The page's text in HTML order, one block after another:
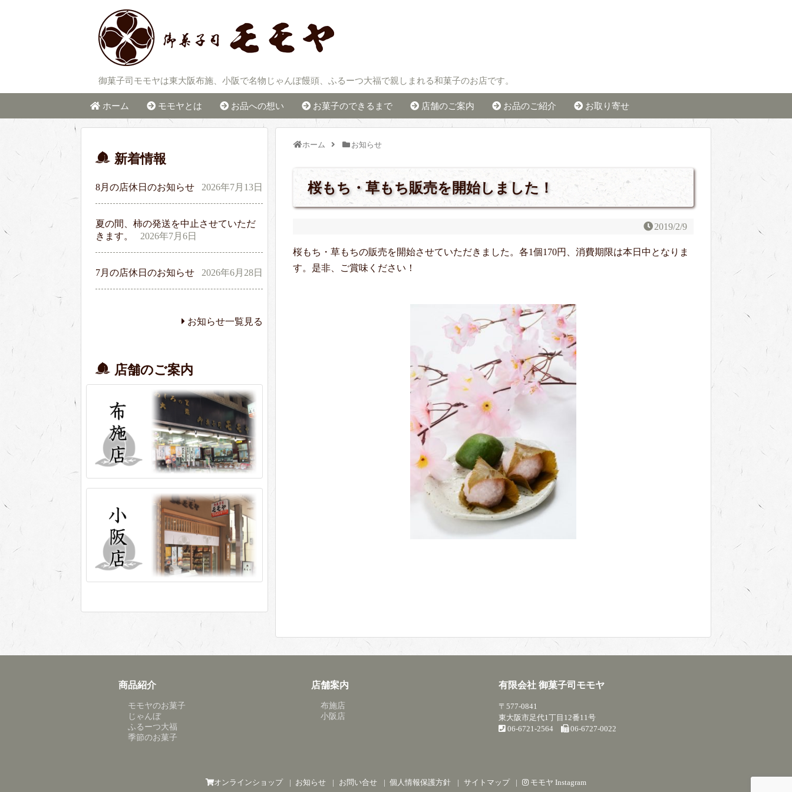
御菓子司モモヤは東大阪布施、小阪で名物じゃんぽ饅頭、ふるーつ大福で親しまれる和菓子のお店です。
ホーム モモヤとは お品への想い お菓子のできるまで 店舗のご案内 お品のご紹介 お取り寄せ
ホーム お知らせ
桜もち・草もち販売を開始しました！
2019/2/9
桜もち・草もちの販売を開始させていただきました。各1個170円、消費期限は本日中となりま
す。是非、ご賞味ください！
新着情報
8月の店休日のお知らせ 2026年7月13日
夏の間、柿の発送を中止させていただ
きます。
2026年7月6日
7月の店休日のお知らせ 2026年6月28日
お知らせ一覧見る
店舗のご案内
商品紹介
モモヤのお菓子
じゃんぼ
ふるーつ大福
季節のお菓子
店舗案内
布施店
小阪店
有限会社 御菓子司モモヤ
〒577-0841
東大阪市足代1丁目12番11号
06-6721-2564
06-6727-0022
オンラインショップ お知らせ お問い合せ 個人情報保護方針 サイトマップ モモヤ Instagram